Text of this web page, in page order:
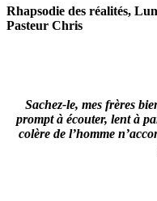
Rhapsodie des réalités,
Pasteur Chris
Sachez-le, mes frères
prompt à écouter, lent à
colère de l’homme